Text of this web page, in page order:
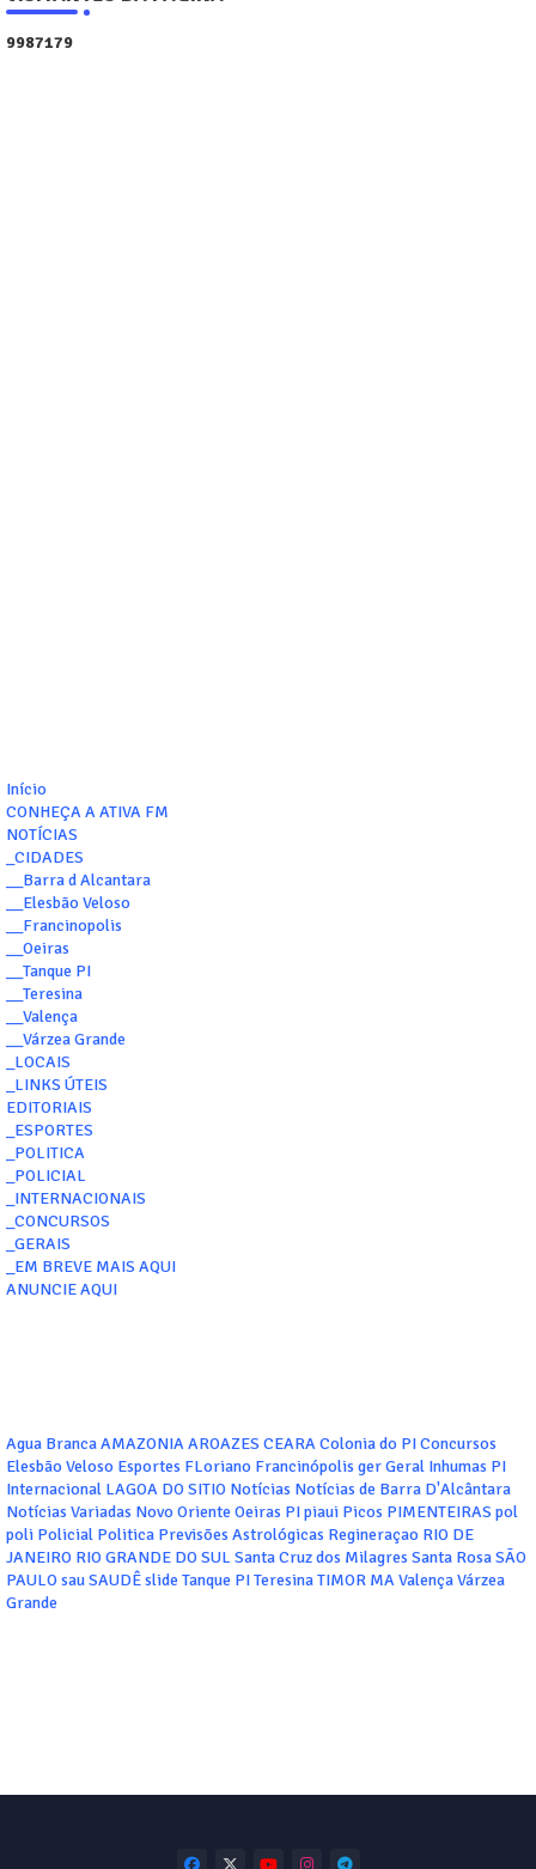
9987179
Início
CONHEÇA A ATIVA FM
NOTÍCIAS
_CIDADES
__Barra d Alcantara
__Elesbão Veloso
__Francinopolis
__Oeiras
__Tanque PI
__Teresina
__Valença
__Várzea Grande
_LOCAIS
_LINKS ÚTEIS
EDITORIAIS
_ESPORTES
_POLITICA
_POLICIAL
_INTERNACIONAIS
_CONCURSOS
_GERAIS
_EM BREVE MAIS AQUI
ANUNCIE AQUI
Agua BrancaAMAZONIAAROAZES CEARAColonia do PIConcursos
Elesbão Veloso Esportes FLoriano Francinópolis gerGeral Inhumas PI
Internacional LAGOA DO SITIO Notícias Notícias de Barra D'Alcântara
Notícias Variadas Novo Oriente Oeiras PIpiaui Picos PIMENTEIRAS pol
poli Policial Politica Previsões Astrológicas Regineraçao RIO DE
JANEIRO RIO GRANDE DO SUL Santa Cruz dos Milagres Santa RosaSÃO
PAULOsauSAUDÊslide Tanque PITeresinaTIMOR MAValençaVárzea
Grande